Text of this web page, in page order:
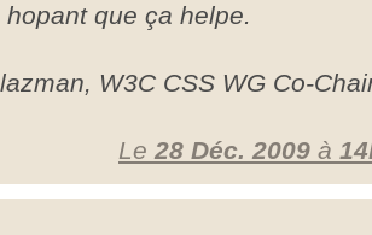
hopant que ça helpe.
W3C CSS WG Co-
Le 28 Déc. 2009 à